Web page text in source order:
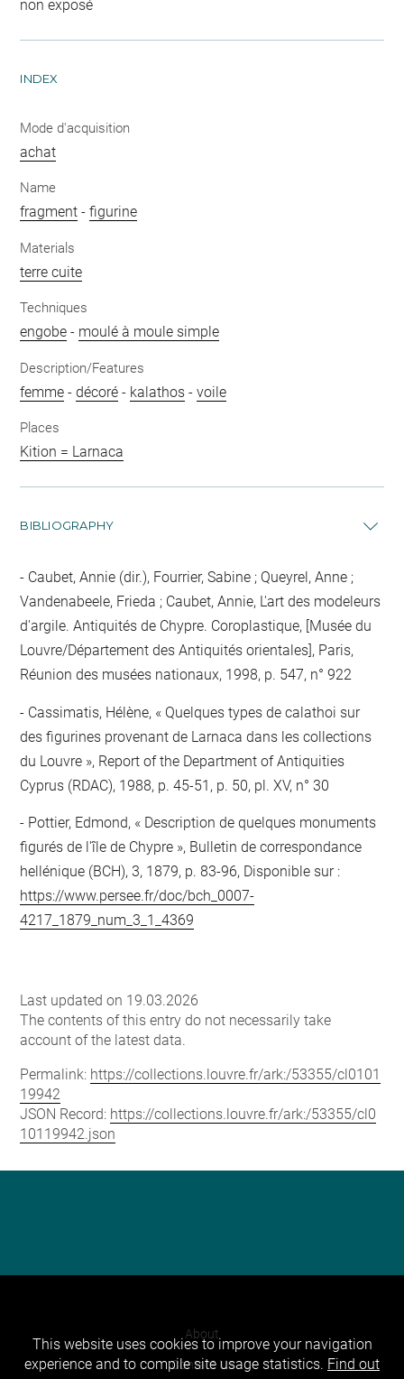
non exposé
INDEX
Mode d'acquisition
achat
Name
fragment -figurine
Materials
terre cuite
Techniques
engobe - moulé à moule simple
Description/Features
femme -décoré - kalathos -voile
Places
Kition = Larnaca
BIBLIOGRAPHY
Caubet, Annie (dir.), Fourrier, Sabine ; Queyrel, Anne ;
Vandenabeele, Frieda ; Caubet, Annie, L'art des modeleurs
d'argile. Antiquités de Chypre. Coroplastique, [Musée du
Louvre/Département des Antiquités orientales], Paris,
Réunion des musées nationaux, 1998, p. 547, n° 922
Cassimatis, Hélène, « Quelques types de calathoi sur
des figurines provenant de Larnaca dans les collections
du Louvre », Report of the Department of Antiquities
Cyprus (RDAC), 1988, p. 45-51, p. 50, pl. XV, n° 30
Pottier, Edmond, « Description de quelques monuments
figurés de l'île de Chypre », Bulletin de correspondance
hellénique (BCH), 3, 1879, p. 83-96, Disponible sur :
https://www.persee.fr/doc/bch_0007-
4217_1879_num_3_1_4369
Last updated on 19.03.2026
The contents of this entry do not necessarily take
account of the latest data.
Permalink: https://collections.louvre.fr/ark:/53355/cl0101
19942
JSON Record: https://collections.louvre.fr/ark:/53355/cl0
10119942.json
About
Contact Us
This website uses cookies to improve your navigation
experience and to compile site usage statistics. Find out